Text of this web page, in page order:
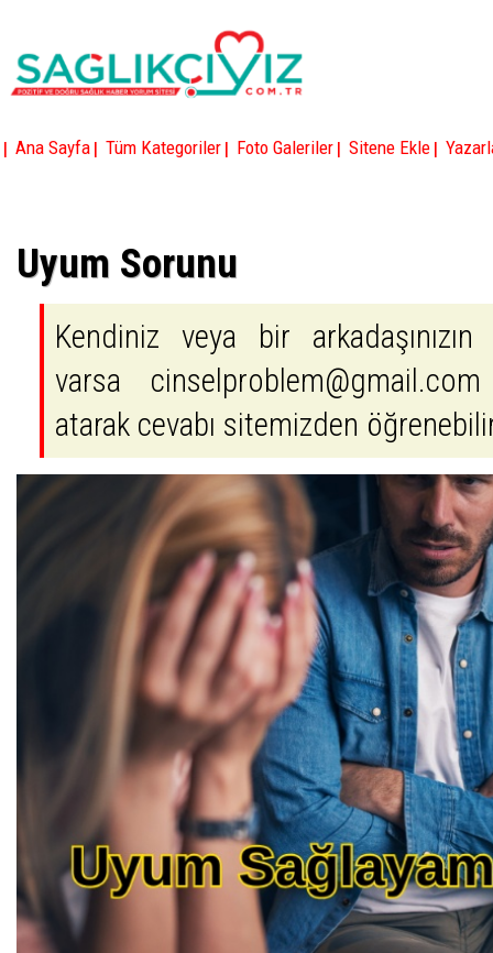
| Ana Sayfa | Tüm Kategoriler | Foto Galeriler | Sitene Ekle |
Uyum Sorunu
Kendiniz veya bir
varsa
atarak cevabı sitemizden